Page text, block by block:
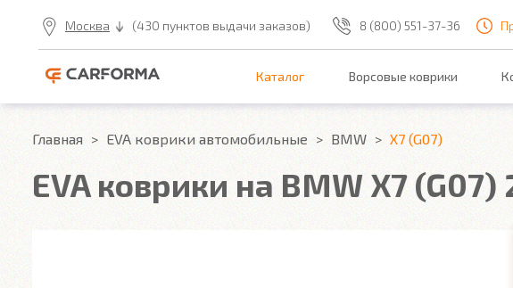
Москва (430 пунктов выдачи заказов) 8 (800) 551-37-36
Каталог Ворсовые коврики
Главная EVA коврики автомобильные BMW X7 (G07)
EVA коврики на BMW X7